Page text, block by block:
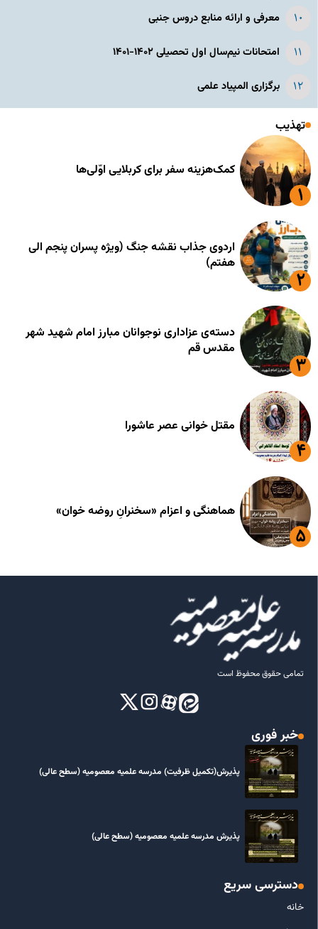
معرفی و ارائه منابع دروس جنبی
امتحانات نیم‌سال اول تحصیلی ۱۴۰۲-۱۴۰۱
برگزاری المپیاد علمی
تهذیب
کمک‌هزینه سفر برای کربلایی اوّلی‌ها
اردوی جذاب نقشه جنگ (ویژه پسران پنجم الی
هفتم)
دسته‌ی عزاداری نوجوانان مبارز امام شهید شهر
مقدس قم
مقتل خوانی عصر عاشورا
هماهنگی و اعزام «سخنرانِ روضه خوان»
تمامی حقوق محفوظ است
خبر فوری
پذیرش(تکمیل ظرفیت) مدرسه علمیه معصومیه‌ (سطح عالی)
پذیرش مدرسه علمیه معصومیه‌ (سطح عالی)
دسترسی سریع
خانه